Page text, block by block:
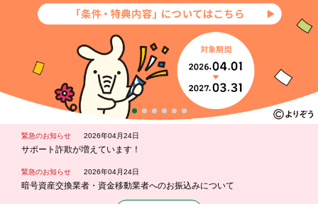
緊急のお知らせ 2026年04月24日
サポート詐欺が増えています！
緊急のお知らせ 2026年04月24日
暗号資産交換業者・資金移動業者へのお振込みについて